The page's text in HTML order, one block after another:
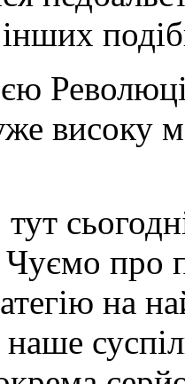
високу
Чуємо
на